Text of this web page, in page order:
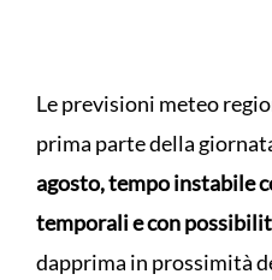
Le previsioni meteo
prima parte della
agosto, tempo instabile
temporali e con
dapprima in prossimità